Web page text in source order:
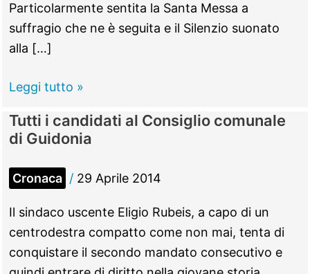
Particolarmente sentita la Santa Messa a
suffragio che ne è seguita e il Silenzio suonato
alla […]
Guidonia
La
città
commemora
il
generale
Guidoni.
Bertucci:
“Incarna
Leggi tutto »
Tutti i candidati al Consiglio comunale
di Guidonia
Cronaca / 29 Aprile 2014
Il sindaco uscente Eligio Rubeis, a capo di un
centrodestra compatto come non mai, tenta di
conquistare il secondo mandato consecutivo e